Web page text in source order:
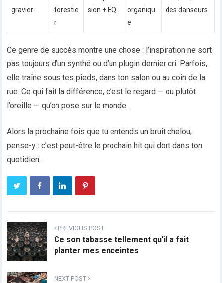
gravier
forestie
r
sion + EQ
organiqu
e
des danseurs
Ce genre de succès montre une chose : l’inspiration ne sort
pas toujours d’un synthé ou d’un plugin dernier cri. Parfois,
elle traîne sous tes pieds, dans ton salon ou au coin de la
rue. Ce qui fait la différence, c’est le regard — ou plutôt
l’oreille — qu’on pose sur le monde.
Alors la prochaine fois que tu entends un bruit chelou,
pense-y : c’est peut-être le prochain hit qui dort dans ton
quotidien.
PREVIOUS POST
Ce son tabasse tellement qu’il a fait
planter mes enceintes
NEXT POST